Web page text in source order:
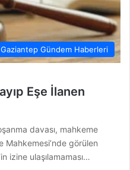
Gaziantep Gündem Haberleri
Eşe İlanen
davası, mahkeme
Mahkemesi’nde görülen
izine ulaşılamaması…